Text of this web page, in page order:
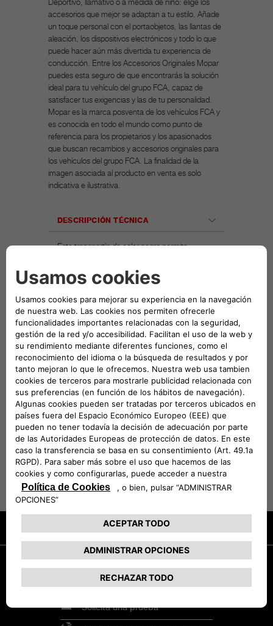
Deportivo, llamativo o a medida de niño: elige los
accesorios que mejor se adaptan a tu estilo. Añade
un toque personal con el portaobjetos, las llantas de
aleación, los dispositivos electrónicos y todo lo que
puede hacer aún más divertida tu experiencia de
conducción. Entre los Accesorios Originales Mopar
puedes esta seguro de que encontrarás la solución
ideal para tu vehículo del grupo FCA, capaz de
satisfacer tus exigencias y las de tu personalidad.
Mopar es la marca posventa de los vehículos FCA y
es conocida en todo el mundo como punto de
referencia para los propietarios y los apasionados
que buscan recambios y accesorios originales para
los vehículos del grupo FCA. La finalidad de la
imagen asociada al producto en venta es solo
indicativa e ilustrativa.
DESCRIPCIÓN TÉCNICA
Este transportín de color negro permite
comodidad. Perfecto para mascotas de menos
de 60 cm de largo y un peso de hasta 20 kg.
Este transportín se compone de: • Mallas en la
parte frontal y los lados para favorecer la
ventilación. • 1 alfombrilla blanda plegable,
extraíble y fácil de lavar. • Suministrado con
bolsa de almacenamiento y correa regulable. •
Medidas abierto (Long. x An. x Al.): 61 x 47 x
50,5 cm • Medidas cerrado (Long. x An. x Al.):
61 x 47 x 3 cm • Medidas de la ventanilla de
malla: 33 x 34 cm • Peso del transportín: 1,9
kg
VEHÍCULOS COMPATIBLES
Solicita una prueba